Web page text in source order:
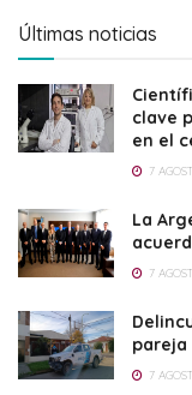
Últimas noticias
clave
en el
7
La
7
7